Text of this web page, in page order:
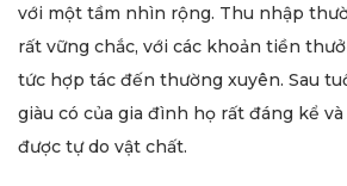
với một tầm nhìn rộng. Thu nhập
rất vững chắc, với các khoản tiền
tức hợp tác đến thường xuyên. Sau
giàu có của gia đình họ rất đáng kể
được tự do vật chất.